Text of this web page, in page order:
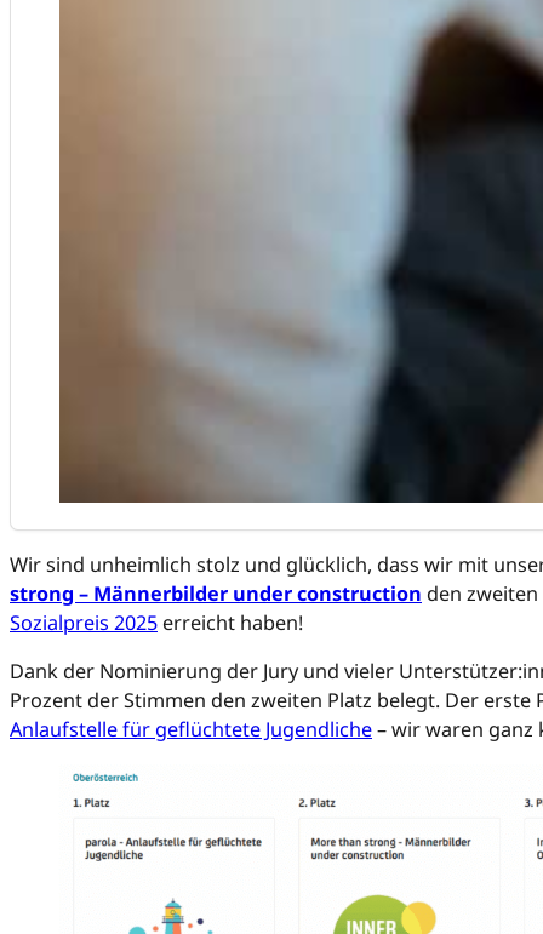
Wir sind unheimlich stolz und glücklich, dass wir mit
strong – Männerbilder under construction den
Sozialpreis 2025 erreicht haben!
Dank der Nominierung der Jury und vieler
Prozent der Stimmen den zweiten Platz belegt. Der erste
Anlaufstelle für geflüchtete Jugendliche– wir waren ganz